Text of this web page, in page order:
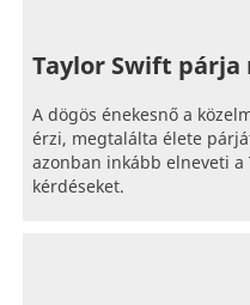
Taylor Swift párja
A dögös énekesnő a
érzi, megtalálta élete
azonban inkább elneveti a
kérdéseket.